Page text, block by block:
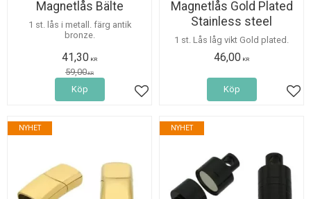
Magnetlås Bälte
1 st. lås i metall. färg antik
bronze.
41,30 KR
59,00KR
Lägg till i favoriter
Köp
Magnetlås Gold Plated
Stainless steel
1 st. Lås låg vikt Gold plated.
46,00 KR
Köp
NYHET NYHET